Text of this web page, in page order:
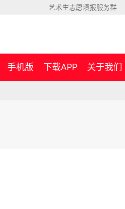
艺术生志愿填报服务群
手机版 下载APP 关于我们